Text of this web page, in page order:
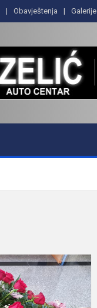
Obavještenja Galerije